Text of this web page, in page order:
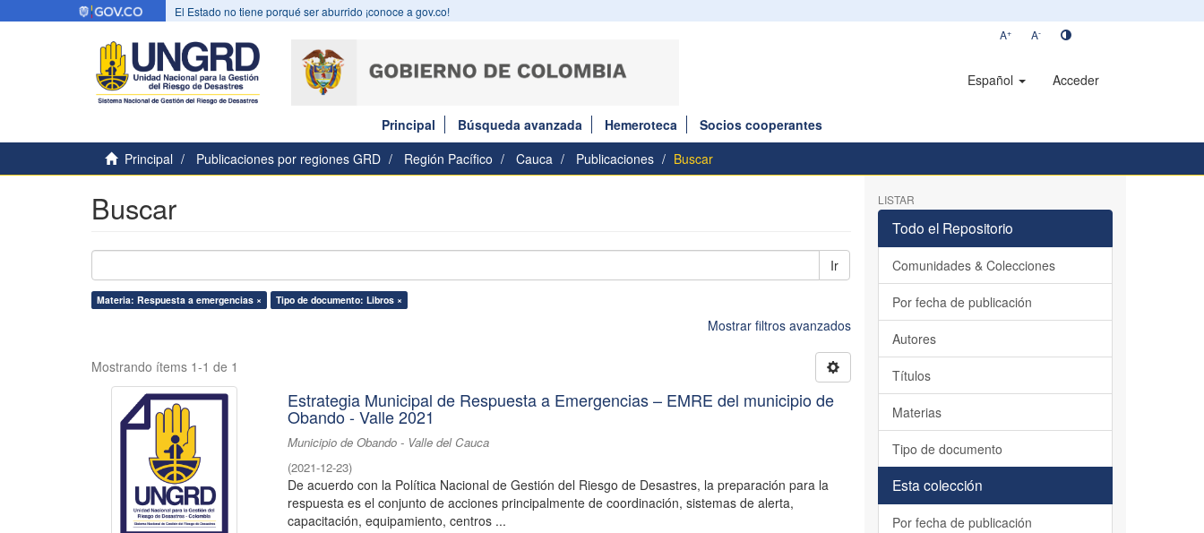
El Estado no tiene porqué ser aburrido ¡conoce a gov.co!
A+ A-
Español Acceder
Principal Búsqueda avanzada Hemeroteca
Socios cooperantes
Principal
Publicaciones por regiones GRD Región Pacífico Cauca Publicaciones Buscar
Buscar
Ir
Materia: Respuesta a emergencias × Tipo de documento: Libros ×
Mostrar filtros avanzados
Mostrando ítems 1-1 de 1
Estrategia Municipal de Respuesta a Emergencias – EMRE del municipio de
Obando - Valle 2021
Municipio de Obando - Valle del Cauca
(2021-12-23)
De acuerdo con la Política Nacional de Gestión del Riesgo de Desastres, la preparación para la
respuesta es el conjunto de acciones principalmente de coordinación, sistemas de alerta,
capacitación, equipamiento, centros ...
LISTAR
Todo el Repositorio
Comunidades & Colecciones
Por fecha de publicación
Autores
Títulos
Materias
Tipo de documento
Esta colección
Por fecha de publicación